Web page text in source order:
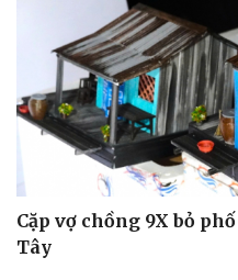
Doanh nghiệp
Thông tin doanh nghiệp
Doanh nghiệp 24h
Doanh nhân
Vì cộng đồng
Cặp vợ chồng 9X bỏ
Tây